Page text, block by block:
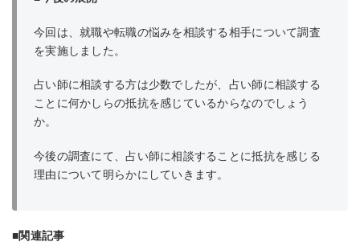
今回は、就職や転職の悩みを相談する相手について調査
を実施しました。
占い師に相談する方は少数でしたが、占い師に相談する
ことに何かしらの抵抗を感じているからなのでしょう
か。
今後の調査にて、占い師に相談することに抵抗を感じる
理由について明らかにしていきます。
■関連記事